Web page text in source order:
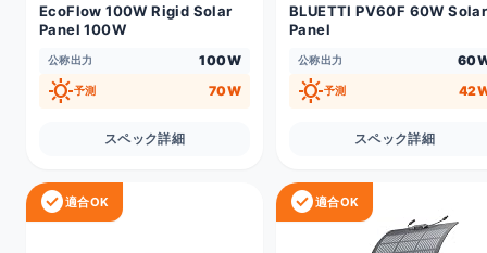
EcoFlow 100W Rigid Solar
Panel 100W
公称出力 100W
sunny予測 70W
スペック詳細
BLUETTI PV60F 60W Solar
Panel
公称出力
sunny予測
スペック詳細
check_circle適合OK check_circle適合OK